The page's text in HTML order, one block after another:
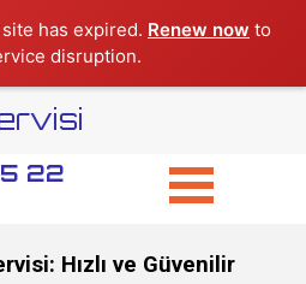
has expired. Renew now to
disruption.
22
Hızlı ve Güvenilir